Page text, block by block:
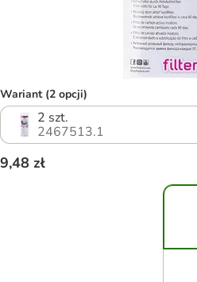
Wariant (2 opcji)
2 szt.
2467513.1
9,48 zł